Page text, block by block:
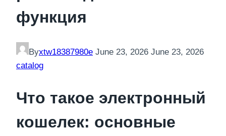
функция
Byxtw18387980e June 23, 2026 June 23, 2026
catalog
Что такое электронный
кошелек: основные